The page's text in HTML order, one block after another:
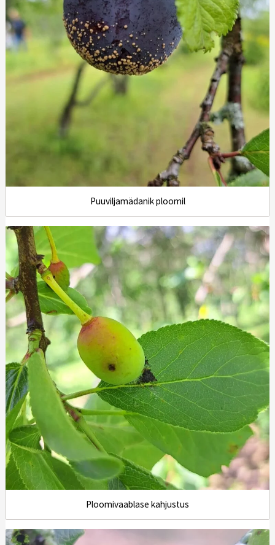
Puuviljamädanik ploomil
Ploomivaablase kahjustus